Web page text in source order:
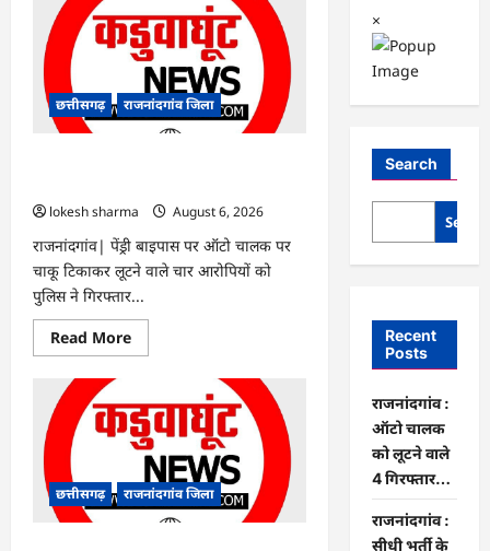
छत्तीसगढ़ राजनांदगांव जिला
lokesh sharma
August 6, 2026
राजनांदगांव| पेंड्री बाइपास पर ऑटो चालक पर
चाकू टिकाकर लूटने वाले चार आरोपियों को
पुलिस ने गिरफ्तार...
Read MoreRead
more
ऑटो
चालक
को
लूटने
वाले
4
गिरफ्तार…
छत्तीसगढ़ राजनांदगांव जिला
×
Search
Recent
Posts
राजनांदगांव :
ऑटो चालक
को लूटने वाले
4 गिरफ्तार…
राजनांदगांव :
सीधी भर्ती के